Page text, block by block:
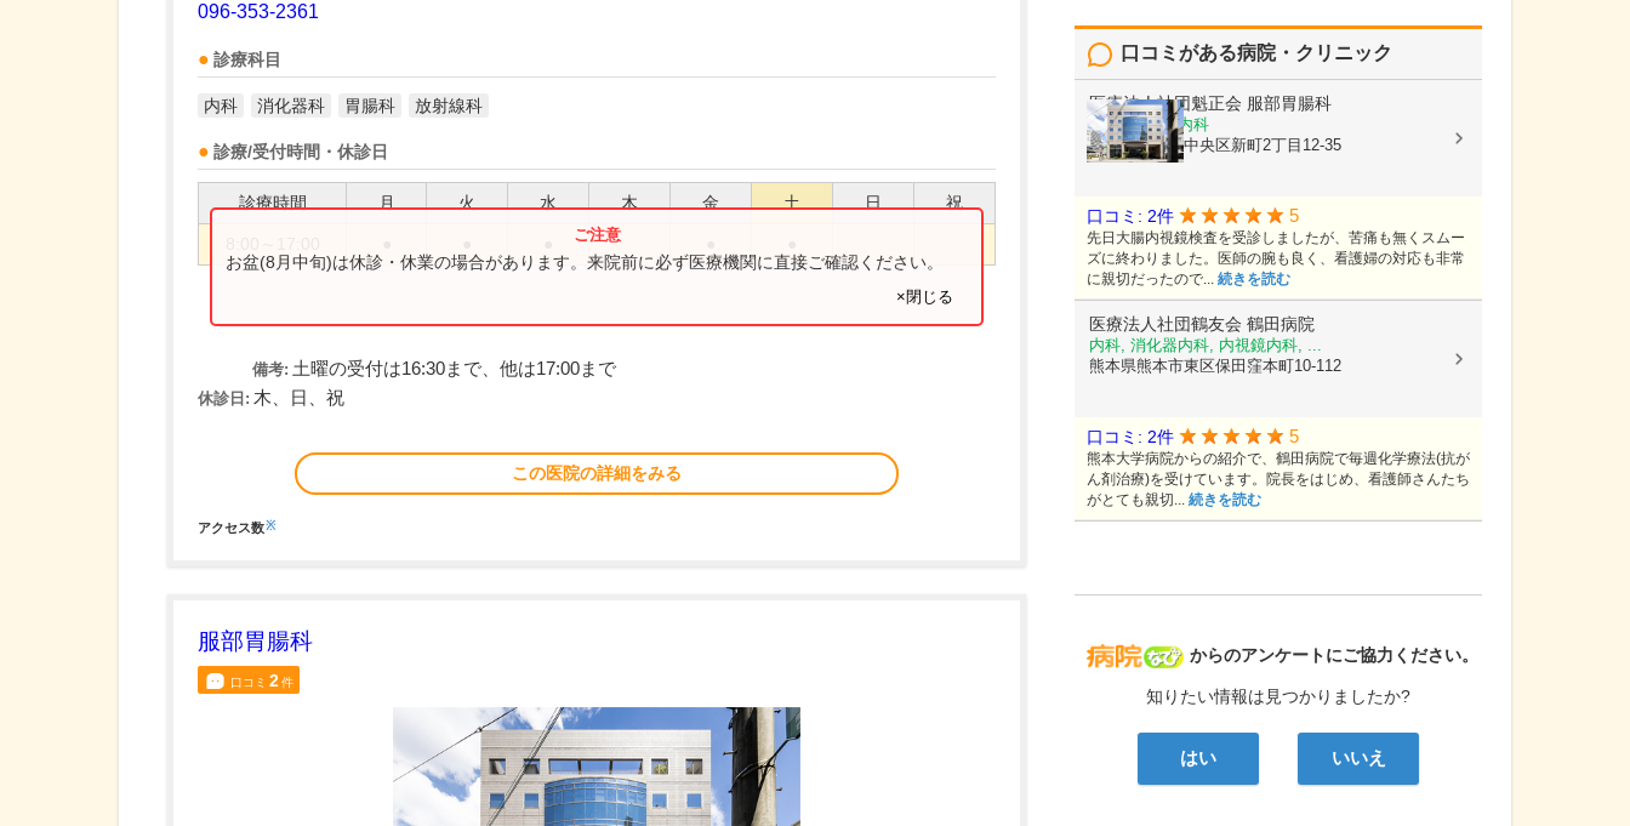
096-353-2361
診療科目
内科 消化器科 胃腸科 放射線科
診療/受付時間・休診日
診療時間 月 火 水 木 金 土 日 祝
お盆(8月中旬)は休診・休業の場合があります。来院前に必ず医療機関に直接ご確認ください。
×閉じる
備考: 土曜の受付は16:30まで、他は17:00まで
休診日: 木、日、祝
この医院の詳細をみる
アクセス数※
服部胃腸科
口コミ 2件
病院なび
からのアンケートにご協力ください。
知りたい情報は見つかりましたか?
はい いいえ
口コミがある病院・クリニック
医療法人社団魁正会 服部胃腸科
消化器内科, 内科
熊本県熊本市中央区新町2丁目12-35
口コミ: 2件 5
先日大腸内視鏡検査を受診しましたが、苦痛も無くスムー
ズに終わりました。医師の腕も良く、看護婦の対応も非常
に親切だったので... 続きを読む
医療法人社団鶴友会 鶴田病院
内科, 消化器内科, 内視鏡内科, ...
熊本県熊本市東区保田窪本町10-112
口コミ: 2件 5
熊本大学病院からの紹介で、鶴田病院で毎週化学療法(抗が
ん剤治療)を受けています。院長をはじめ、看護師さんたち
がとても親切... 続きを読む